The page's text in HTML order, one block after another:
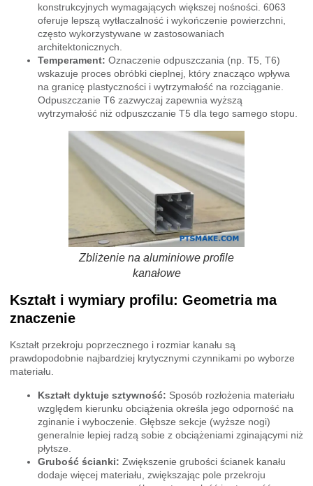
konstrukcyjnych wymagających większej nośności. 6063
oferuje lepszą wytłaczalność i wykończenie powierzchni,
często wykorzystywane w zastosowaniach
architektonicznych.
Temperament: Oznaczenie odpuszczania (np. T5, T6)
wskazuje proces obróbki cieplnej, który znacząco wpływa
na granicę plastyczności i wytrzymałość na rozciąganie.
Odpuszczanie T6 zazwyczaj zapewnia wyższą
wytrzymałość niż odpuszczanie T5 dla tego samego stopu.
Zbliżenie na aluminiowe profile
kanałowe
Kształt i wymiary profilu: Geometria ma
znaczenie
Kształt przekroju poprzecznego i rozmiar kanału są
prawdopodobnie najbardziej krytycznymi czynnikami po wyborze
materiału.
Kształt dyktuje sztywność: Sposób rozłożenia materiału
względem kierunku obciążenia określa jego odporność na
zginanie i wyboczenie. Głębsze sekcje (wyższe nogi)
generalnie lepiej radzą sobie z obciążeniami zginającymi niż
płytsze.
Grubość ścianki: Zwiększenie grubości ścianek kanału
dodaje więcej materiału, zwiększając pole przekroju